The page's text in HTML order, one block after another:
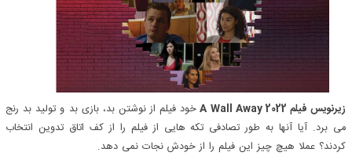
زیرنویس فیلم A Wall Away 2022
خود فیلم از نوشتن بد، بازی بد و تولید بد رنج
می برد. آیا آنها به طور تصادفی تکه هایی از فیلم را از کف اتاق تدوین انتخاب
کردند؟ عملا هیچ چیز این فیلم را از خودش نجات نمی دهد.